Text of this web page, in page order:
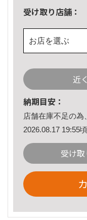
受け取り店舗：
お店を選ぶ
近
納期目安：
店舗在庫不足の為
2026.08.17 19:55
受け